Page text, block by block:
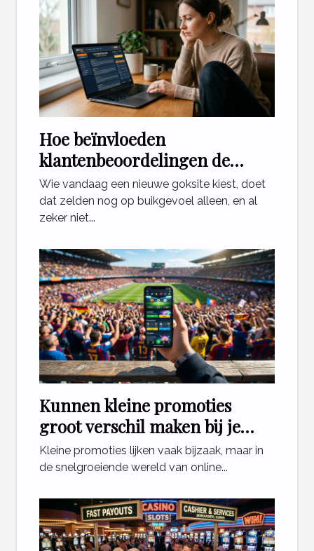
Hoe beïnvloeden
klantenbeoordelingen de
keuze voor een goksite?
Wie vandaag een nieuwe goksite kiest, doet
dat zelden nog op buikgevoel alleen, en al
zeker niet...
Kunnen kleine promoties
groot verschil maken bij je
sportweddenschappen?
Kleine promoties lijken vaak bijzaak, maar in
de snelgroeiende wereld van online...